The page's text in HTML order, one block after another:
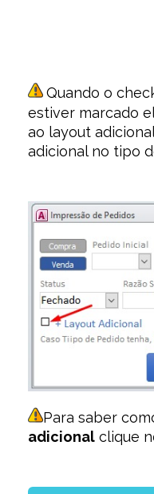
Quando o
estiver marcado
ao layout
adicional no tipo
Para saber
adicional clique